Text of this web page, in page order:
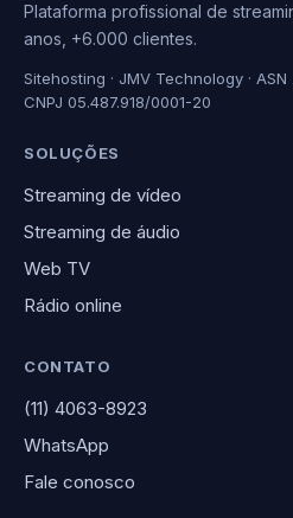
Plataforma profissional de
anos, +6.000 clientes.
Sitehosting · JMV Technology · ASN
CNPJ 05.487.918/0001-20
SOLUÇÕES
Streaming de vídeo
Streaming de áudio
Web TV
Rádio online
CONTATO
(11) 4063-8923
WhatsApp
Fale conosco